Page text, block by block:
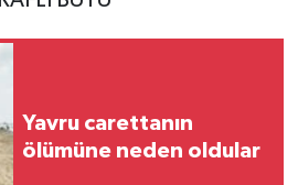
Yavru carettanın
ölümüne neden oldular